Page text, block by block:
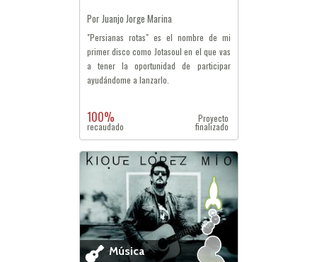
Por Juanjo Jorge Marina
"Persianas rotas" es el nombre de mi
primer disco como Jotasoul en el que vas
a tener la oportunidad de participar
ayudándome a lanzarlo.
100%
recaudado
Proyecto
finalizado
Música